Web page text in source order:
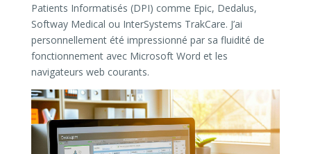
Patients Informatisés (DPI) comme Epic, Dedalus,
Softway Medical ou InterSystems TrakCare. J’ai
personnellement été impressionné par sa fluidité de
fonctionnement avec Microsoft Word et les
navigateurs web courants.